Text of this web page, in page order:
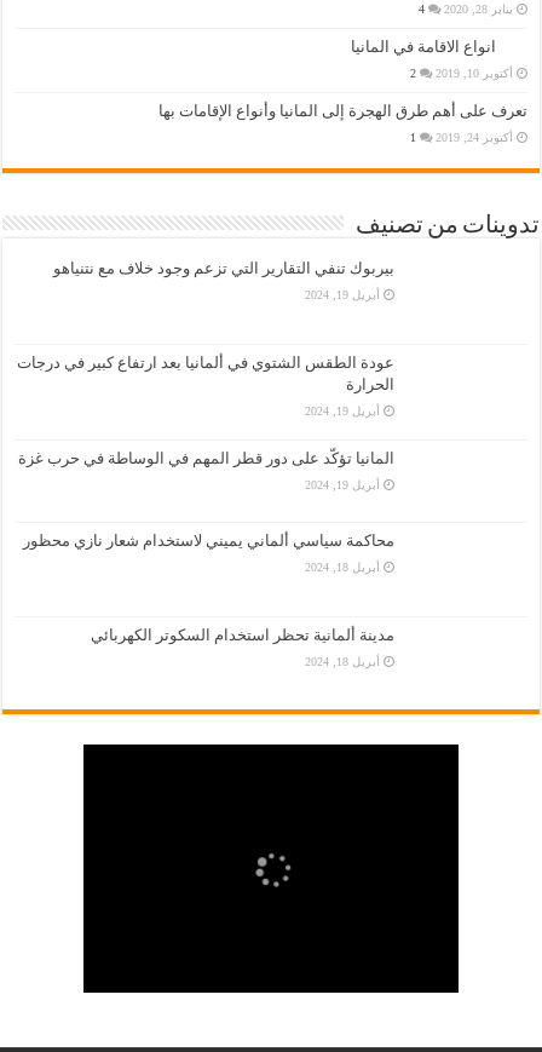
يناير 28, 2020 4
انواع الاقامة في المانيا
أكتوبر 10, 2019 2
تعرف على أهم طرق الهجرة إلى المانيا وأنواع الإقامات بها
أكتوبر 24, 2019 1
تدوينات من تصنيف
بيربوك تنفي التقارير التي تزعم وجود خلاف مع نتنياهو
أبريل 19, 2024
عودة الطقس الشتوي في ألمانيا بعد ارتفاع كبير في درجات
الحرارة
أبريل 19, 2024
المانيا تؤكّد على دور قطر المهم في الوساطة في حرب غزة
أبريل 19, 2024
محاكمة سياسي ألماني يميني لاستخدام شعار نازي محظور
أبريل 18, 2024
مدينة ألمانية تحظر استخدام السكوتر الكهربائي
أبريل 18, 2024